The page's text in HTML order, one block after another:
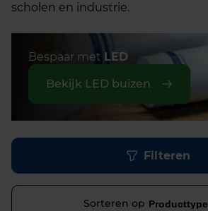
scholen en industrie.
Bespaar met LED
Bekijk LED buizen
Filteren
Sorteren op Producttype